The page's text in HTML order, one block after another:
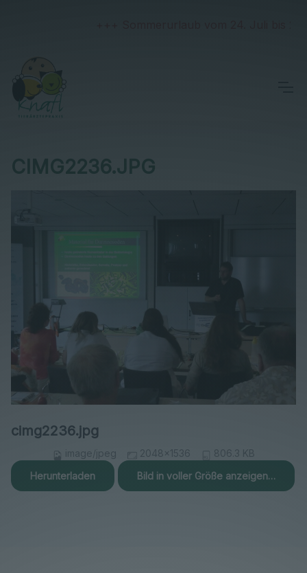
CIMG2236.JPG
cimg2236.jpg
image/jpeg 2048x1536
806.3 KB
Herunterladen
Bild in voller Größe anzeigen…